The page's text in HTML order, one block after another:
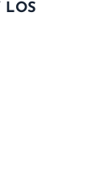
LOS